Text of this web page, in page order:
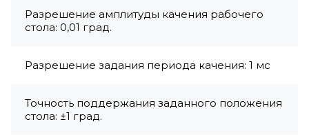
Разрешение амплитуды качения рабочего
стола: 0,01 град.
Разрешение задания периода качения: 1 мс
Точность поддержания заданного положения
стола: ±1 град.